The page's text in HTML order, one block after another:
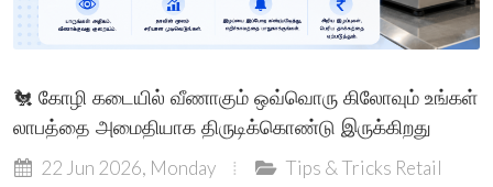
🐔 கோழி கடையில் வீணாகும் ஒவ்வொரு கிலோவும் உங்கள்
லாபத்தை அமைதியாக திருடிக்கொண்டு இருக்கிறது
22 Jun 2026, Monday Tips & Tricks Retail